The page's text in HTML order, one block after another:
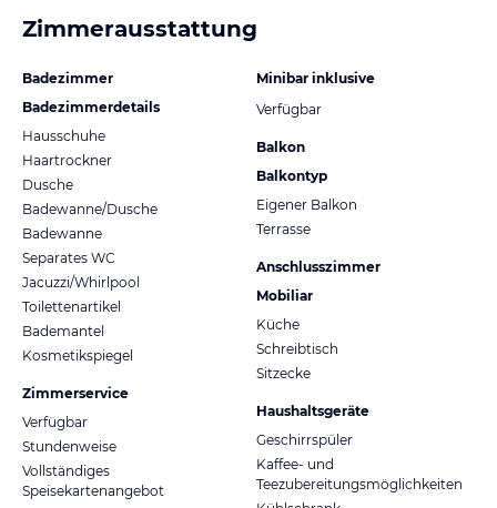
Zimmerausstattung
Badezimmer
Badezimmerdetails
Hausschuhe
Haartrockner
Dusche
Badewanne/Dusche
Badewanne
Separates WC
Jacuzzi/Whirlpool
Toilettenartikel
Bademantel
Kosmetikspiegel
Zimmerservice
Verfügbar
Stundenweise
Vollständiges
Speisekartenangebot
Minibar inklusive
Verfügbar
Balkon
Balkontyp
Eigener Balkon
Terrasse
Anschlusszimmer
Mobiliar
Küche
Schreibtisch
Sitzecke
Haushaltsgeräte
Geschirrspüler
Kaffee- und
Teezubereitungsmöglichkeiten